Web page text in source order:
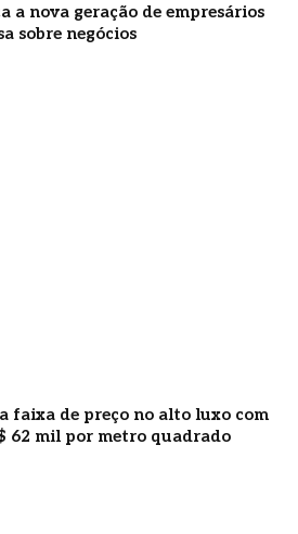
a nova geração de empresários
sobre negócios
faixa de preço no alto luxo com
62 mil por metro quadrado